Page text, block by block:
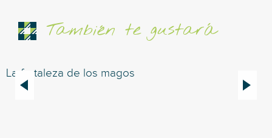
También te gustará
La fortaleza de los magos